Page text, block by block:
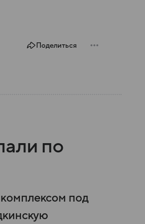
Поделиться
по
под